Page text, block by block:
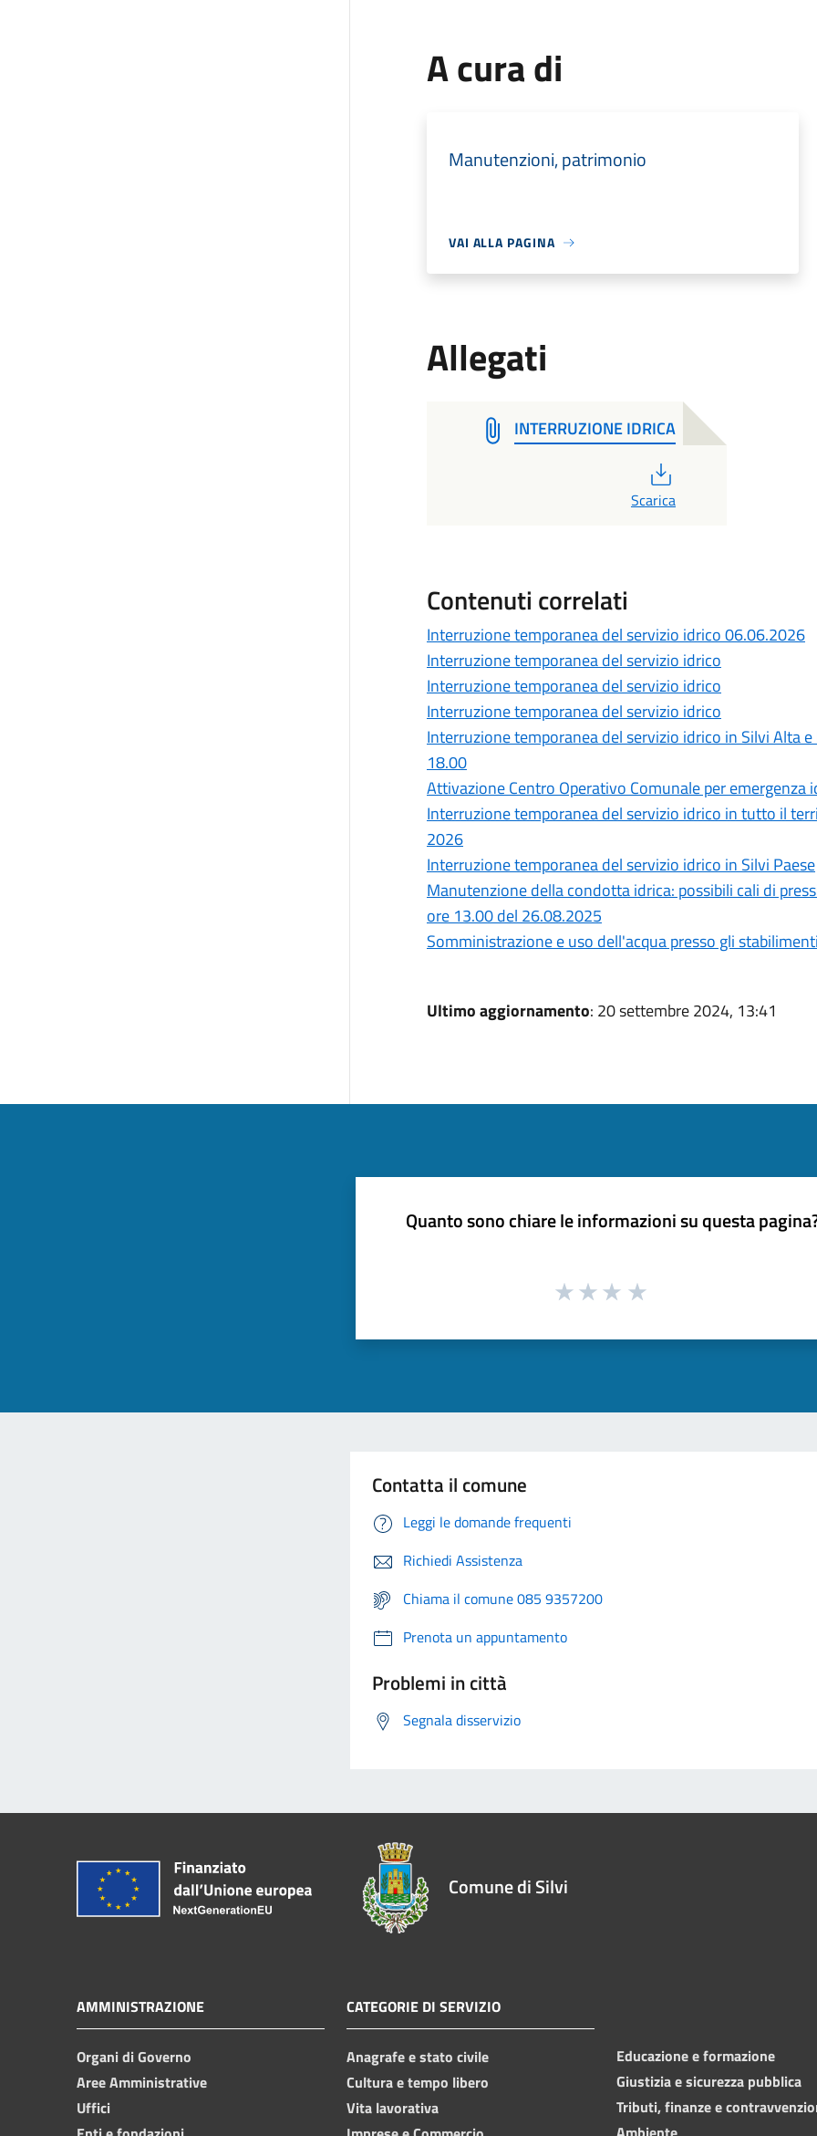
A cura di
Manutenzioni, patrimonio
VAI ALLA PAGINA
Allegati
INTERRUZIONE IDRICA
Scarica
Contenuti correlati
Interruzione temporanea del servizio idrico 06.06.2026
Interruzione temporanea del servizio idrico
Interruzione temporanea del servizio idrico
Interruzione temporanea del servizio idrico
Interruzione temporanea del servizio idrico in Silvi Alta
18.00
Attivazione Centro Operativo Comunale per emergenza
Interruzione temporanea del servizio idrico in tutto il
2026
Interruzione temporanea del servizio idrico in Silvi Paese
Manutenzione della condotta idrica: possibili cali di
ore 13.00 del 26.08.2025
Somministrazione e uso dell'acqua presso gli
Ultimo aggiornamento: 20 settembre 2024, 13:41
Quanto sono chiare le informazioni su questa
Contatta il comune
Leggi le domande frequenti
Richiedi Assistenza
Chiama il comune 085 9357200
Prenota un appuntamento
Problemi in città
Segnala disservizio
Comune di Silvi
AMMINISTRAZIONE
Organi di Governo
Aree Amministrative
Uffici
CATEGORIE DI SERVIZIO
Anagrafe e stato civile
Cultura e tempo libero
Vita lavorativa
Educazione e formazione
Giustizia e sicurezza pubblica
Tributi, finanze e